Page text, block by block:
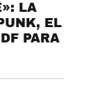
LA
EL
PARA